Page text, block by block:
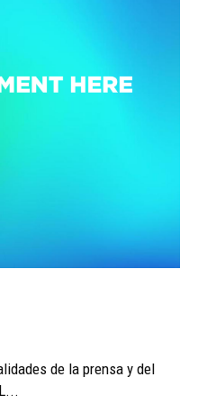
de la prensa y del